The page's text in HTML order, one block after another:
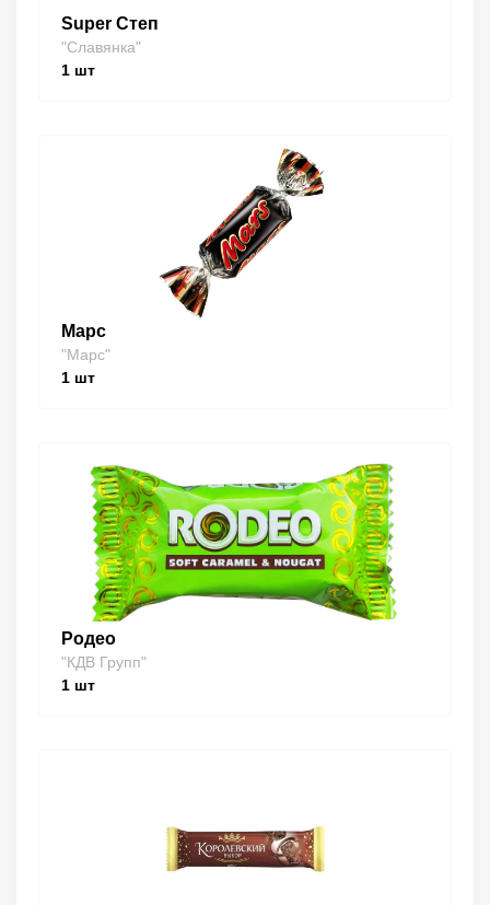
Super Степ
"Славянка"
1 шт
Марс
"Марс"
1 шт
Родео
"КДВ Групп"
1 шт